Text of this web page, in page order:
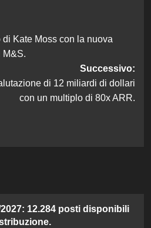
Kate Moss con la nuova
M&S.
Successivo:
di 12 miliardi di dollari
con un multiplo di 80x ARR.
12.284 posti disponibili